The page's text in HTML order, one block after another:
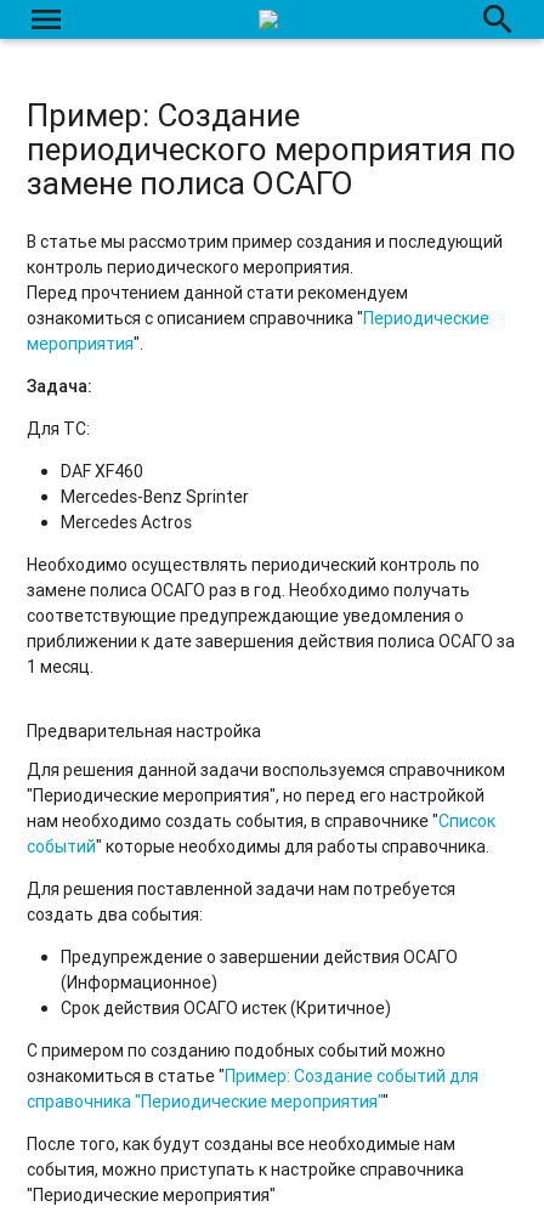
menu search
Пример: Создание
периодического мероприятия по
замене полиса ОСАГО
В статье мы рассмотрим пример создания и последующий
контроль периодического мероприятия.
Перед прочтением данной стати рекомендуем
ознакомиться с описанием справочника "Периодические
мероприятия".
Задача:
Для ТС:
DAF XF460
Mercedes-Benz Sprinter
Mercedes Actros
Необходимо осуществлять периодический контроль по
замене полиса ОСАГО раз в год. Необходимо получать
соответствующие предупреждающие уведомления о
приближении к дате завершения действия полиса ОСАГО за
1 месяц.
Предварительная настройка
Для решения данной задачи воспользуемся справочником
"Периодические мероприятия", но перед его настройкой
нам необходимо создать события, в справочнике "Список
событий" которые необходимы для работы справочника.
Для решения поставленной задачи нам потребуется
создать два события:
Предупреждение о завершении действия ОСАГО
(Информационное)
Срок действия ОСАГО истек (Критичное)
С примером по созданию подобных событий можно
ознакомиться в статье "Пример: Создание событий для
справочника "Периодические мероприятия""
После того, как будут созданы все необходимые нам
события, можно приступать к настройке справочника
"Периодические мероприятия"